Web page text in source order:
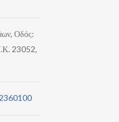
Οδός:
23052,